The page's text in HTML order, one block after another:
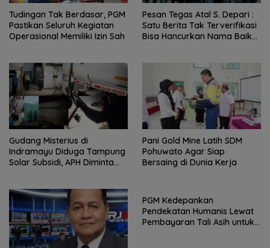
Tudingan Tak Berdasar, PGM
Pastikan Seluruh Kegiatan
Operasional Memiliki Izin Sah
Pesan Tegas Atal S. Depari :
Satu Berita Tak Terverifikasi
Bisa Hancurkan Nama Baik
Gudang Misterius di
Indramayu Diduga Tampung
Solar Subsidi, APH Diminta
Pani Gold Mine Latih SDM
Pohuwato Agar Siap
Bersaing di Dunia Kerja
PGM Kedepankan
Pendekatan Humanis Lewat
Pembayaran Tali Asih untuk